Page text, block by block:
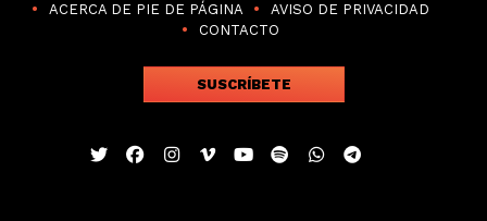
ACERCA DE PIE DE PÁGINA
AVISO DE PRIVACIDAD
CONTACTO
SUSCRÍBETE